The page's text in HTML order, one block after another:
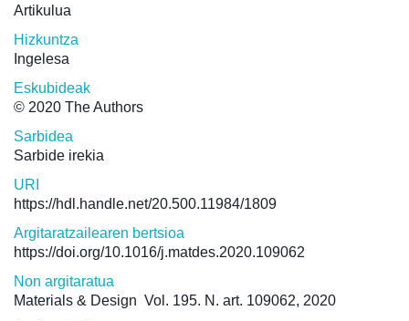
Artikulua
Hizkuntza
Ingelesa
Eskubideak
© 2020 The Authors
Sarbidea
Sarbide irekia
URI
https://hdl.handle.net/20.500.11984/1809
Argitaratzailearen bertsioa
https://doi.org/10.1016/j.matdes.2020.109062
Non argitaratua
Materials & Design Vol. 195. N. art. 109062, 2020